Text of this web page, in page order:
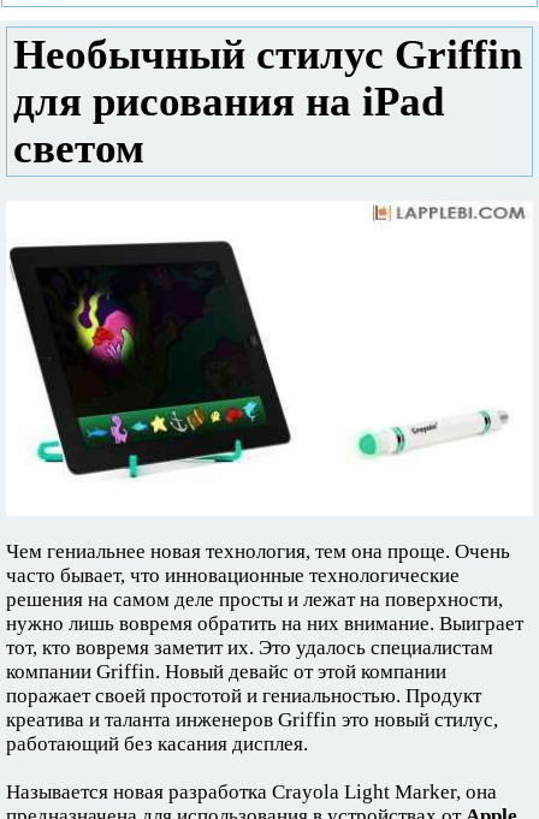
Необычный стилус Griffin
для рисования на iPad
светом
Чем гениальнее новая технология, тем она проще. Очень
часто бывает, что инновационные технологические
решения на самом деле просты и лежат на поверхности,
нужно лишь вовремя обратить на них внимание. Выиграет
тот, кто вовремя заметит их. Это удалось специалистам
компании Griffin. Новый девайс от этой компании
поражает своей простотой и гениальностью. Продукт
креатива и таланта инженеров Griffin это новый стилус,
работающий без касания дисплея.
Называется новая разработка Crayola Light Marker, она